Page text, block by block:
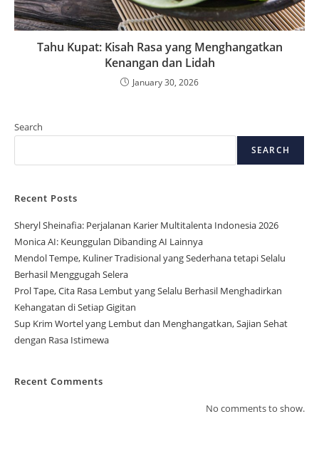
Tahu Kupat: Kisah Rasa yang Menghangatkan
Kenangan dan Lidah
January 30, 2026
Search
SEARCH
Recent Posts
Sheryl Sheinafia: Perjalanan Karier Multitalenta Indonesia 2026
Monica AI: Keunggulan Dibanding AI Lainnya
Mendol Tempe, Kuliner Tradisional yang Sederhana tetapi Selalu
Berhasil Menggugah Selera
Prol Tape, Cita Rasa Lembut yang Selalu Berhasil Menghadirkan
Kehangatan di Setiap Gigitan
Sup Krim Wortel yang Lembut dan Menghangatkan, Sajian Sehat
dengan Rasa Istimewa
Recent Comments
No comments to show.